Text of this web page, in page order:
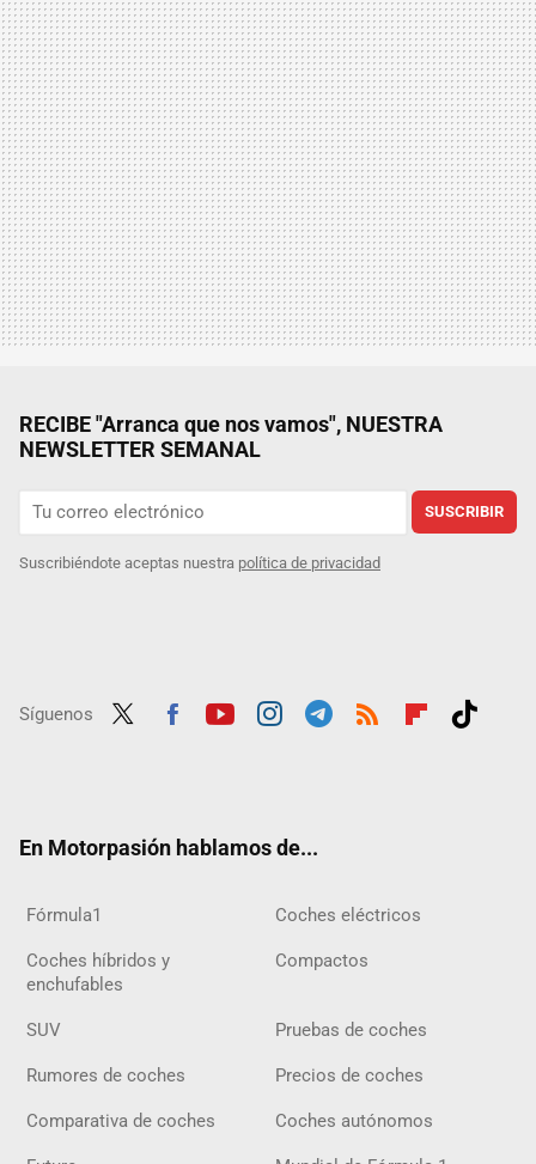
RECIBE "Arranca que nos vamos", NUESTRA
NEWSLETTER SEMANAL
SUSCRIBIR
Suscribiéndote aceptas nuestra política de privacidad
Síguenos
En Motorpasión hablamos de...
Fórmula1 Coches eléctricos
Coches híbridos y
enchufables
Compactos
SUV Pruebas de coches
Rumores de coches Precios de coches
Comparativa de coches Coches autónomos